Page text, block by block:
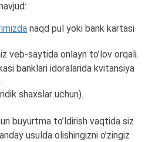
naqd pul yoki bank kartasi
veb-saytida onlayn to’lov orqali.
banklari idoralarida kvitansiya
.
shaxslar uchun).
buyurtma to’ldirish vaqtida siz
usulda olishingizni o’zingiz